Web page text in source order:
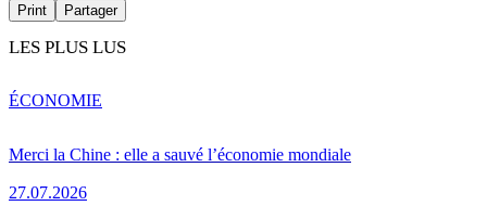
Print Partager
LES PLUS LUS
Merci la Chine : elle a sauvé l’économie mondiale
27.07.2026
ÉCONOMIE